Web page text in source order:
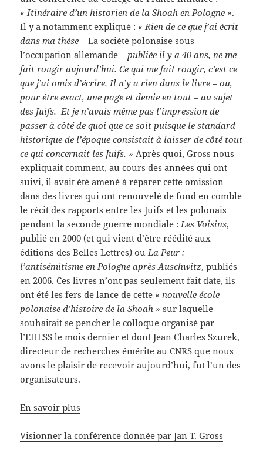
« Itinéraire d’un historien de la Shoah en Pologne ».
Il y a notamment expliqué : « Rien de ce que j’ai écrit
dans ma thèse –La société polonaise sous
l’occupation allemande– publiée il y a 40 ans, ne me
fait rougir aujourd’hui. Ce qui me fait rougir, c’est ce
que j’ai omis d’écrire. Il n’y a rien dans le livre – ou,
pour être exact, une page et demie en tout – au sujet
des Juifs. Et je n’avais même pas l’impression de
passer à côté de quoi que ce soit puisque le standard
historique de l’époque consistait à laisser de côté tout
ce qui concernait les Juifs. » Après quoi, Gross nous
expliquait comment, au cours des années qui ont
suivi, il avait été amené à réparer cette omission
dans des livres qui ont renouvelé de fond en comble
le récit des rapports entre les Juifs et les polonais
pendant la seconde guerre mondiale : Les Voisins,
publié en 2000 (et qui vient d’être réédité aux
éditions des Belles Lettres) ou La Peur :
l’antisémitisme en Pologne après Auschwitz, publiés
en 2006. Ces livres n’ont pas seulement fait date, ils
ont été les fers de lance de cette « nouvelle école
polonaise d’histoire de la Shoah » sur laquelle
souhaitait se pencher le colloque organisé par
l’EHESS le mois dernier et dont Jean Charles Szurek,
directeur de recherches émérite au CNRS que nous
avons le plaisir de recevoir aujourd’hui, fut l’un des
organisateurs.
En savoir plus
Visionner la conférence donnée par Jan T. Gross